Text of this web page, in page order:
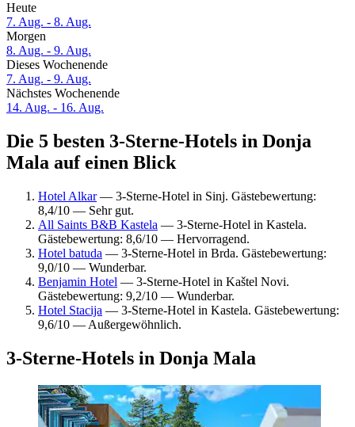
Heute
7. Aug. - 8. Aug.
Morgen
8. Aug. - 9. Aug.
Dieses Wochenende
7. Aug. - 9. Aug.
Nächstes Wochenende
14. Aug. - 16. Aug.
Die 5 besten 3-Sterne-Hotels in Donja
Mala auf einen Blick
Hotel Alkar— 3-Sterne-Hotel in Sinj. Gästebewertung:
8,4/10 — Sehr gut.
All Saints B&B Kastela — 3-Sterne-Hotel in Kastela.
Gästebewertung: 8,6/10 — Hervorragend.
Hotel batuda — 3-Sterne-Hotel in Brda. Gästebewertung:
9,0/10 — Wunderbar.
Benjamin Hotel — 3-Sterne-Hotel in Kaštel Novi.
Gästebewertung: 9,2/10 — Wunderbar.
Hotel Stacija — 3-Sterne-Hotel in Kastela. Gästebewertung:
9,6/10 — Außergewöhnlich.
3-Sterne-Hotels in Donja Mala